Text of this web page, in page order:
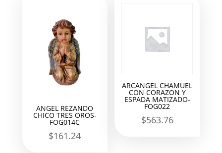
ANGEL REZANDO
CHICO TRES OROS-
FOG014C
$161.24
ARCANGEL CHAMUEL
CON CORAZON Y
ESPADA MATIZADO-
FOG022
$563.76